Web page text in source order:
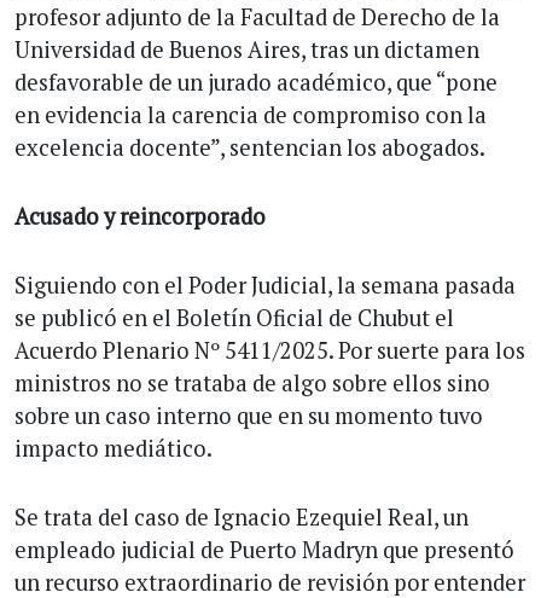
profesor adjunto de la Facultad de Derecho de la
Universidad de Buenos Aires, tras un dictamen
desfavorable de un jurado académico, que “pone
en evidencia la carencia de compromiso con la
excelencia docente”, sentencian los abogados.
Acusado y reincorporado
Siguiendo con el Poder Judicial, la semana pasada
se publicó en el Boletín Oficial de Chubut el
Acuerdo Plenario Nº 5411/2025. Por suerte para los
ministros no se trataba de algo sobre ellos sino
sobre un caso interno que en su momento tuvo
impacto mediático.
Se trata del caso de Ignacio Ezequiel Real, un
empleado judicial de Puerto Madryn que presentó
un recurso extraordinario de revisión por entender